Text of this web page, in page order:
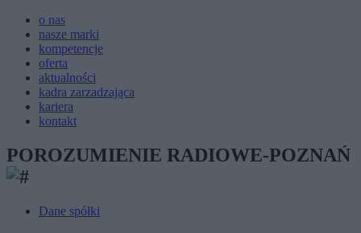
o nas
nasze marki
kompetencje
oferta
aktualności
kadra zarzadzająca
kariera
kontakt
POROZUMIENIE RADIOWE-POZNAŃ
Dane spółki